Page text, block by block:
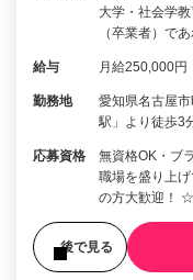
大学・社会学
（卒業者）で
給与 月給250,000円
勤務地
愛知県名古屋
駅」より徒歩3
応募資格
無資格OK・ブ
職場を盛り上
の方大歓迎！
後で見る